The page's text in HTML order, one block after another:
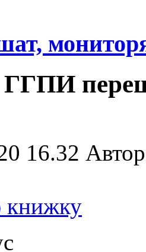
16.32
книжку